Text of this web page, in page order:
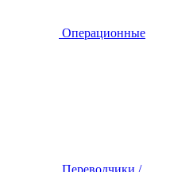
Операционные
Переводчики /